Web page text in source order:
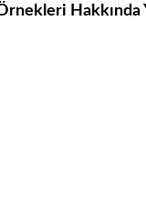
Hakkında